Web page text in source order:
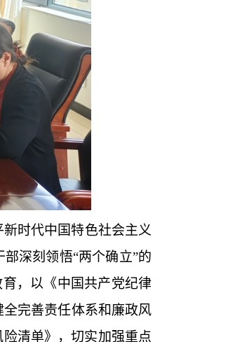
时代中国特色社会主义
深刻领悟“两个确立”的
，以《中国共产党纪律
完善责任体系和廉政风
清单》，切实加强重点